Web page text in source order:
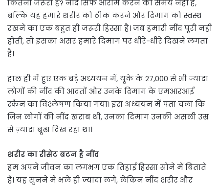
कितना जरूरी है? नींद सिर्फ आराम करने का समय नहीं है,
बल्कि यह हमारे शरीर को ठीक करने और दिमाग को स्वस्थ
रखने का एक बहुत ही जरूरी हिस्सा है। जब हमारी नींद पूरी नहीं
होती, तो इसका असर हमारे दिमाग पर धीरे-धीरे दिखने लगता
है।
हाल ही में हुए एक बड़े अध्ययन में, यूके के 27,000 से भी ज्यादा
लोगों की नींद की आदतों और उनके दिमाग के एमआरआई
स्कैन का विश्लेषण किया गया। इस अध्ययन में पता चला कि
जिन लोगों की नींद खराब थी, उनका दिमाग उनकी असली उम्र
से ज़्यादा बूढ़ा दिख रहा था।
शरीर का रीसेट बटन है नींद
हम अपने जीवन का लगभग एक तिहाई हिस्सा सोने में बिताते
हैं। यह सुनने में भले ही ज्यादा लगे, लेकिन नींद शरीर और